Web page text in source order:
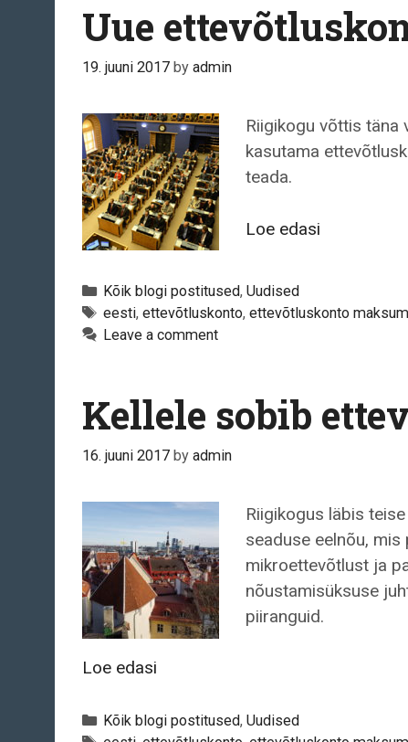
Uue
19. juuni 2017 by admin
Riigikogu võttis täna
kasutama
teada.
Loe edasiUue
ja
Categories
Kõik blogi postitused, Uudised
Tags
eesti, ettevõtluskonto, ettevõtluskonto
Leave a comment
Kellele sobib
16. juuni 2017 by admin
Riigikogus läbis
seaduse eelnõu,
mikroettevõtlust ja
nõustamisüksuse
piiranguid.
Loe edasi
ettevõtluskonto?
Categories
Kõik blogi postitused, Uudised